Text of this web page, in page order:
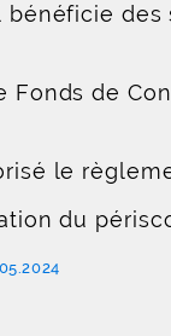
des
Fonds de
le
du